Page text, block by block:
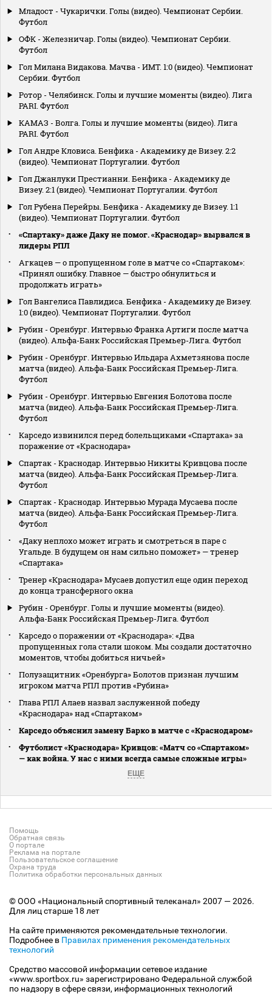
Младост - Чукарички. Голы (видео). Чемпионат Сербии.
Футбол
ОФК - Железничар. Голы (видео). Чемпионат Сербии.
Футбол
Гол Милана Видакова. Мачва - ИМТ. 1:0 (видео). Чемпионат
Сербии. Футбол
Ротор - Челябинск. Голы и лучшие моменты (видео). Лига
PARI. Футбол
КАМАЗ - Волга. Голы и лучшие моменты (видео). Лига
PARI. Футбол
Гол Андре Кловиса. Бенфика - Академику де Визеу. 2:2
(видео). Чемпионат Португалии. Футбол
Гол Джанлуки Престианни. Бенфика - Академику де
Визеу. 2:1 (видео). Чемпионат Португалии. Футбол
Гол Рубена Перейры. Бенфика - Академику де Визеу. 1:1
(видео). Чемпионат Португалии. Футбол
«Спартаку» даже Даку не помог. «Краснодар» вырвался в
лидеры РПЛ
Агкацев — о пропущенном голе в матче со «Спартаком»:
«Принял ошибку. Главное — быстро обнулиться и
продолжать играть»
Гол Вангелиса Павлидиса. Бенфика - Академику де Визеу.
1:0 (видео). Чемпионат Португалии. Футбол
Рубин - Оренбург. Интервью Франка Артиги после матча
(видео). Альфа-Банк Российская Премьер-Лига. Футбол
Рубин - Оренбург. Интервью Ильдара Ахметзянова после
матча (видео). Альфа-Банк Российская Премьер-Лига.
Футбол
Рубин - Оренбург. Интервью Евгения Болотова после
матча (видео). Альфа-Банк Российская Премьер-Лига.
Футбол
Карседо извинился перед болельщиками «Спартака» за
поражение от «Краснодара»
Спартак - Краснодар. Интервью Никиты Кривцова после
матча (видео). Альфа-Банк Российская Премьер-Лига.
Футбол
Спартак - Краснодар. Интервью Мурада Мусаева после
матча (видео). Альфа-Банк Российская Премьер-Лига.
Футбол
«Даку неплохо может играть и смотреться в паре с
Угальде. В будущем он нам сильно поможет» — тренер
«Спартака»
Тренер «Краснодара» Мусаев допустил еще один переход
до конца трансферного окна
Рубин - Оренбург. Голы и лучшие моменты (видео).
Альфа-Банк Российская Премьер-Лига. Футбол
Карседо о поражении от «Краснодара»: «Два
пропущенных гола стали шоком. Мы создали достаточно
моментов, чтобы добиться ничьей»
Полузащитник «Оренбурга» Болотов признан лучшим
игроком матча РПЛ против «Рубина»
Глава РПЛ Алаев назвал заслуженной победу
«Краснодара» над «Спартаком»
Карседо объяснил замену Барко в матче с «Краснодаром»
Футболист «Краснодара» Кривцов: «Матч со «Спартаком»
— как война. У нас с ними всегда самые сложные игры»
ЕЩЕ
Помощь
Обратная связь
О портале
Реклама на портале
Пользовательское соглашение
Охрана труда
Политика обработки персональных данных
© ООО «Национальный спортивный телеканал» 2007 — 2026.
Для лиц старше 18 лет
На сайте применяются рекомендательные технологии.
Подробнее в Правилах применения рекомендательных
технологий
Средство массовой информации сетевое издание
«www.sportbox.ru» зарегистрировано Федеральной службой
по надзору в сфере связи, информационных технологий